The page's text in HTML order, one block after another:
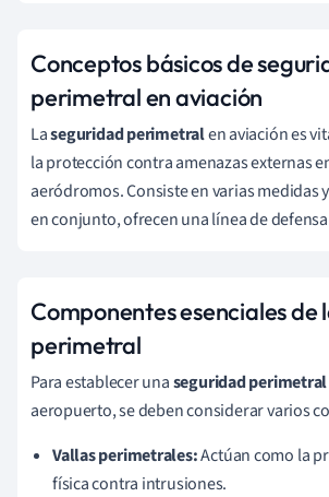
Conceptos básicos de
perimetral en aviación
Laseguridad perimetralen aviación es
la protección contra amenazas externas
aeródromos. Consiste en varias medidas
en conjunto, ofrecen una línea de
Componentes esenciales de
perimetral
Para establecer unaseguridad perimetral
aeropuerto, se deben considerar varios
Vallas perimetrales:Actúan como la
física contra intrusiones.